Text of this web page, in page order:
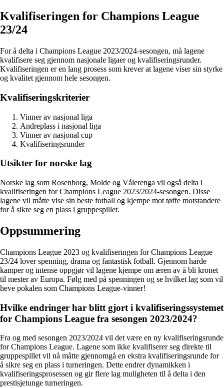
Kvalifiseringen for Champions League
23/24
For å delta i Champions League 2023/2024-sesongen, må lagene
kvalifisere seg gjennom nasjonale ligaer og kvalifiseringsrunder.
Kvalifiseringen er en lang prosess som krever at lagene viser sin styrke
og kvalitet gjennom hele sesongen.
Kvalifiseringskriterier
Vinner av nasjonal liga
Andreplass i nasjonal liga
Vinner av nasjonal cup
Kvalifiseringsrunder
Utsikter for norske lag
Norske lag som Rosenborg, Molde og Vålerenga vil også delta i
kvalifiseringen for Champions League 2023/2024-sesongen. Disse
lagene vil måtte vise sin beste fotball og kjempe mot tøffe motstandere
for å sikre seg en plass i gruppespillet.
Oppsummering
Champions League 2023 og kvalifiseringen for Champions League
23/24 lover spenning, drama og fantastisk fotball. Gjennom harde
kamper og intense oppgjør vil lagene kjempe om æren av å bli kronet
til mester av Europa. Følg med på spenningen og se hvilket lag som vil
heve pokalen som Champions League-vinner!
Hvilke endringer har blitt gjort i kvalifiseringssystemet
for Champions League fra sesongen 2023/2024?
Fra og med sesongen 2023/2024 vil det være en ny kvalifiseringsrunde
for Champions League. Lagene som ikke kvalifiserer seg direkte til
gruppespillet vil nå måtte gjennomgå en ekstra kvalifiseringsrunde for
å sikre seg en plass i turneringen. Dette endrer dynamikken i
kvalifiseringsprosessen og gir flere lag muligheten til å delta i den
prestisjetunge turneringen.